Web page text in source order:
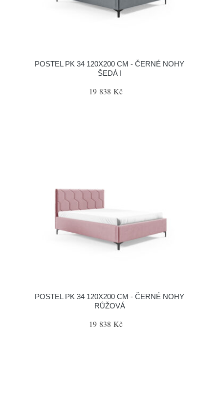
POSTEL PK 34 120X200 CM - ČERNÉ NOHY
ŠEDÁ I
19 838 Kč
POSTEL PK 34 120X200 CM - ČERNÉ NOHY
RŮŽOVÁ
19 838 Kč